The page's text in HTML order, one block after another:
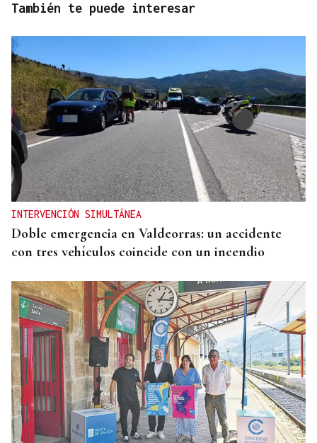
También te puede interesar
INTERVENCIÓN SIMULTÁNEA
Doble emergencia en Valdeorras: un accidente
con tres vehículos coincide con un incendio